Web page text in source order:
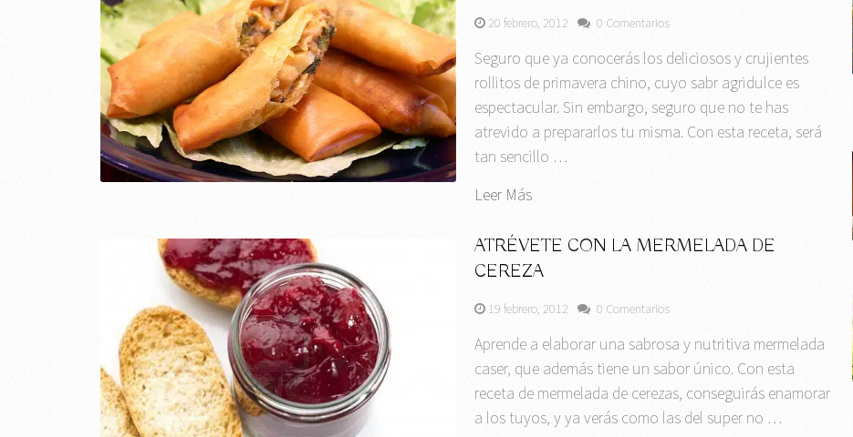
20 febrero, 2012 0 Comentarios
Seguro que ya conocerás los deliciosos y crujientes
rollitos de primavera chino, cuyo sabr agridulce es
espectacular. Sin embargo, seguro que no te has
atrevido a prepararlos tu misma. Con esta receta, será
tan sencillo …
Leer Más
ATRÉVETE CON LA MERMELADA DE
CEREZA
19 febrero, 2012 0 Comentarios
Aprende a elaborar una sabrosa y nutritiva mermelada
caser, que además tiene un sabor único. Con esta
receta de mermelada de cerezas, conseguirás enamorar
a los tuyos, y ya verás como las del super no …